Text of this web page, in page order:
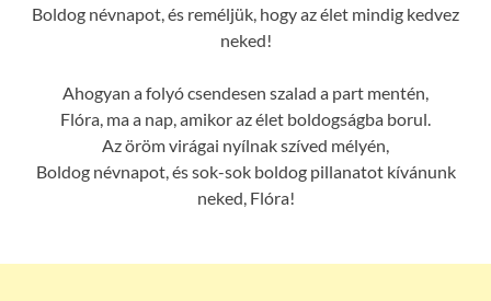
Boldog névnapot, és reméljük, hogy az élet mindig kedvez
neked!
Ahogyan a folyó csendesen szalad a part mentén,
Flóra, ma a nap, amikor az élet boldogságba borul.
Az öröm virágai nyílnak szíved mélyén,
Boldog névnapot, és sok-sok boldog pillanatot kívánunk
neked, Flóra!